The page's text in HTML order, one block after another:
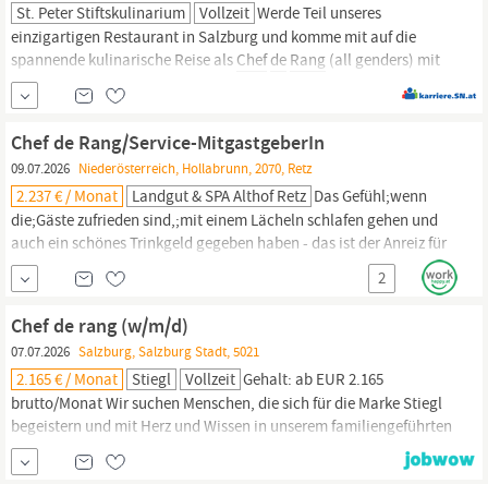
St. Peter Stiftskulinarium Vollzeit Werde Teil unseres
einzigartigen Restaurant in Salzburg und komme mit auf die
spannende kulinarische Reise als Chef de Rang (all genders) mit
Erfahrung in der gehobenen Gastronomie oder einer
vergleichbaren Position sowie guten Englischkenntnissen und
Gastfreundlichkeit im Herzen. Das bist DU: Mit Erfahrung und...
Chef de Rang/Service-MitgastgeberIn
09.07.2026 Niederösterreich, Hollabrunn, 2070, Retz
2.237 € / Monat Landgut & SPA Althof Retz Das Gefühl;wenn
die;Gäste zufrieden sind,;mit einem Lächeln schlafen gehen und
auch ein schönes Trinkgeld gegeben haben - das ist der Anreiz für
einen Job in der Gastronomie. Im;Umfeld der romantischen, bis
zu 700 Jahre alten Burgmauern bieten wir das Setting und die
Atmosphäre für zufriedene Gäste. In unserem Restaurant und
Bankettbereich;möchten unsere Gäste...
2
Chef de rang (w/m/d)
07.07.2026 Salzburg, Salzburg Stadt, 5021
2.165 € / Monat Stiegl Vollzeit Gehalt: ab EUR 2.165
brutto/Monat Wir suchen Menschen, die sich für die Marke Stiegl
begeistern und mit Herz und Wissen in unserem familiengeführten
Unternehmen überzeugen möchten. Ihre Aufgaben im Service-
Bereich Sie sind das Aushängeschild unserer Gastronomie: Mit